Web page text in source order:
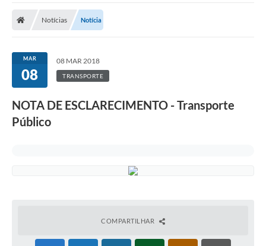
Notícias Notícia
MAR
08
08 MAR 2018
TRANSPORTE
NOTA DE ESCLARECIMENTO - Transporte
Público
COMPARTILHAR